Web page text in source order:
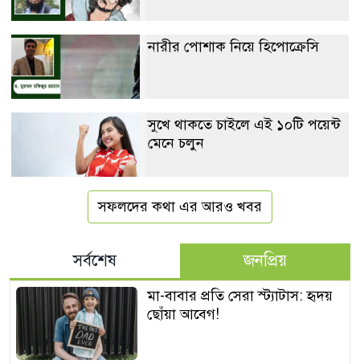
নারীর পোশাক নিয়ে হিপোক্রেসি
সুখে থাকতে চাইলে এই ১০টি পয়েন্ট
মেনে চলুন
সফলদের কথা এর আরও খবর
সর্বশেষ জনপ্রিয়
মা-বাবার প্রতি সেরা স্ট্যাটাস: হৃদয়
ছোঁয়া আবেগ!